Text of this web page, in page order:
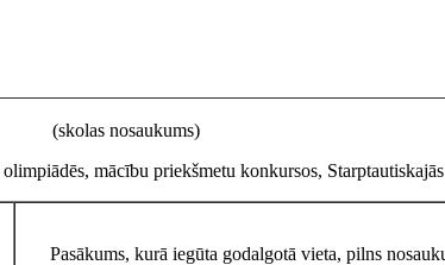
(skolas nosaukums)
mācību priekšmetu konkursos,
Pasākums, kurā iegūta godalgotā vieta, pilns